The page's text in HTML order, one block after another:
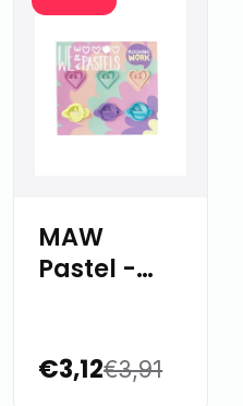
MAW
Pastel -
forma x 6
€3,12€3,91